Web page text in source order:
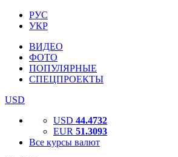
РУС
УКР
ВИДЕО
ФОТО
ПОПУЛЯРНЫЕ
СПЕЦПРОЕКТЫ
USD
USD 44.4732
EUR 51.3093
Все курсы валют